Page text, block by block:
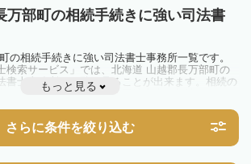
万部町の相続手続きに強い司法書
の相続手続きに強い司法書士事務所一覧です。
検索サービス」では、北海道 山越郡長万部町の
書士事務所を一覧で見ることが出来ます。相続の
えている方は一度近隣の司法書士に相談してみま
もっと見る
さらに条件を絞り込む